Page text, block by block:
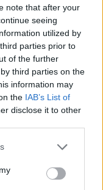
note that after your
seeing
utilized by
parties prior to
of the further
third parties on the
information may
the IAB’s List of
disclose it to other
a hacer dejadas